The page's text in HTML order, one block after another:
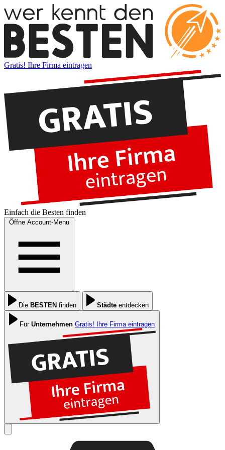
Gratis! Ihre Firma eintragen
Einfach die Besten finden
Öffne Account-Menu
Die BESTEN finden Städte entdecken
Für Unternehmen Gratis! Ihre Firma eintragen